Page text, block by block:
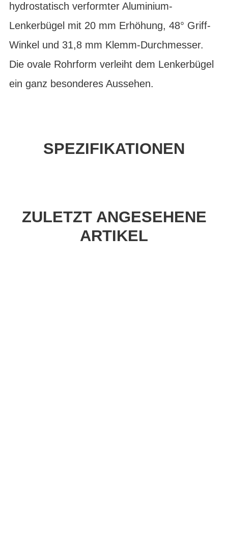
hydrostatisch verformter Aluminium-
Lenkerbügel mit 20 mm Erhöhung, 48° Griff-
Winkel und 31,8 mm Klemm-Durchmesser.
Die ovale Rohrform verleiht dem Lenkerbügel
ein ganz besonderes Aussehen.
SPEZIFIKATIONEN
ZULETZT ANGESEHENE
ARTIKEL